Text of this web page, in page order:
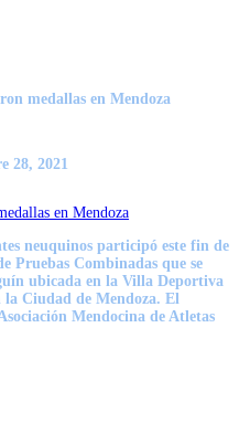
28, 2021
en Mendoza
neuquinos participó este fin de
Pruebas Combinadas que se
ubicada en la Villa Deportiva
Ciudad de Mendoza. El
Mendocina de Atletas